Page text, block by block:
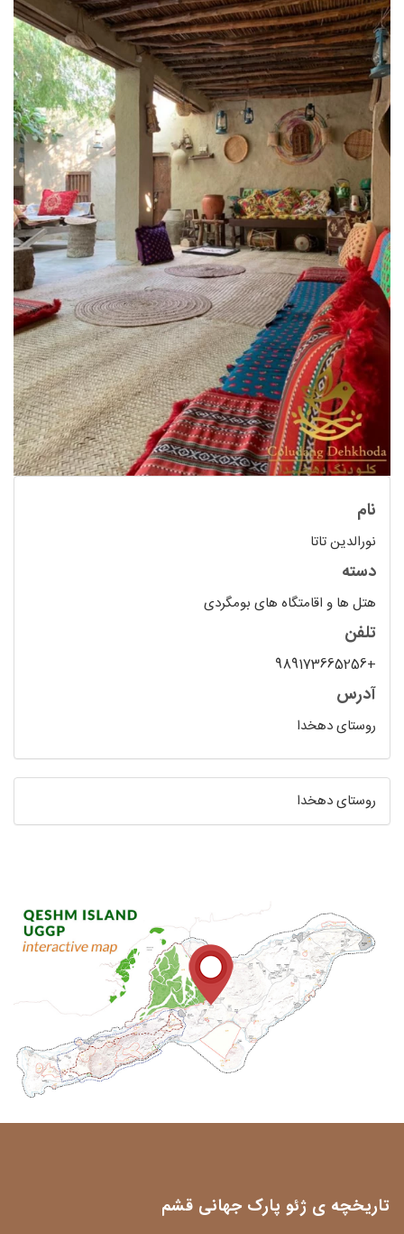
نام
نورالدین تاتا
دسته
هتل ها و اقامتگاه های بومگردی
تلفن
+989173665256
آدرس
روستای دهخدا
روستای دهخدا
تاریخچه ی ژئو پارک جهانی قشم